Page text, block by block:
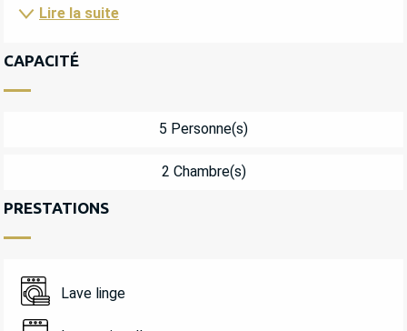
Lire la suite
CAPACITÉ
5 Personne(s)
2 Chambre(s)
PRESTATIONS
Lave linge